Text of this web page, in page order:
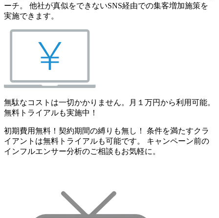
ーチ。 他社が真似をできないSNS経由での集客増加施策を
実施できます。
無駄なコストは一切かかりません。月１万円から利用可能。
無料トライアルも実施中！
初期費用無料！契約期間の縛りも無し！ 条件を満たすクラ
イアントは無料トライアルも可能です。 キャンペーン前の
インフルエンサー分析のご相談もお気軽に。